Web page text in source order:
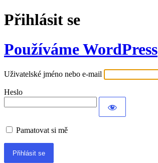
Přihlásit se
Používáme WordPress
Uživatelské jméno nebo e-mail
Heslo
Pamatovat si mě